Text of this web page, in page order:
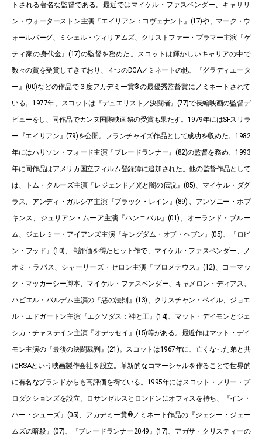
トされる著名な監督である。最近ではマイケル・ファスベンダー、キャサリ
ン・ウォーターストン主演『エイリアン：コヴェナント』(17)や、マーク・ウ
ォールバーグ、ミシェル・ウィリアムズ、クリストファー・プラマー主演『ゲ
ティ家の身代金』(17)の監督を務めた。スコットは輝かしいキャリアの中で
数々の賞を受賞してきており、４つのDGAノミネートの他、『グラディエータ
ー』(00)などの作品で３度アカデミー賞®の最優秀監督賞にノミネートされて
いる。1977年、スコットは『デュエリスト／決闘者』(77)で長編映画の監督デ
ビューをし、同作品でカンヌ国際映画祭の受賞も果たす。1979年にはSFスリラ
ー『エイリアン』(79)を公開。フランチャイズ作品として成功を収めた。1982
年にはハリソン・フォード主演『ブレードランナー』(82)の監督を務め、1993
年に同作品はアメリカ国立フィルム登録簿に追加された。他の監督作品として
は、トム・クルーズ主演『レジェンド／光と闇の伝説』(85)、マイケル・ダグ
ラス、アンディ・ガルシア主演『ブラック・レイン』(89) 、アンソニー・ホプ
キンス、ジュリアン・ムーア主演『ハンニバル』(01)、オーランド・ブルー
ム、ジェレミー・アイアンズ主演『キングダム・オブ・ヘブン』(05)、『ロビ
ン・フッド』(10)、高評価を得たヒット作で、マイケル・ファスベンダー、ノ
オミ・ラパス、シャーリーズ・セロン主演『プロメテウス』(12)、コーマッ
ク・マッカーシー脚本、マイケル・ファスベンダー、キャメロン・ディアス、
ハビエル・バルデム主演の『悪の法則』(13)、クリスチャン・ベイル、ジョエ
ル・エドガートン主演『エクソダス：神と王』(14)、マット・デイモンとジェ
シカ・チャステイン主演『オデッセイ』(15)等がある。最近作はマット・デイ
モン主演の『最後の決闘裁判』(21)。スコットは1967年に、亡くなった弟と共
にRSAという映画製作会社を設立。革新的なコマーシャルを作ることで世界的
に有名なブランドからも高評価を得ている。1995年にはスコット・フリー・プ
ロダクションズを設立。ロサンゼルスとロンドンにオフィスを持ち、『イン・
ハー・シューズ』(05)、アカデミー賞®ノミネート作品の『ジェシー・ジェー
ムズの暗殺』(07)、『ブレードランナー2049』(17)、アガサ・クリスティーの